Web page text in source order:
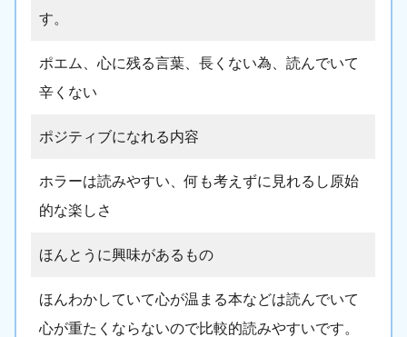
す。
ポエム、心に残る言葉、長くない為、読んでいて
辛くない
ポジティブになれる内容
ホラーは読みやすい、何も考えずに見れるし原始
的な楽しさ
ほんとうに興味があるもの
ほんわかしていて心が温まる本などは読んでいて
心が重たくならないので比較的読みやすいです。